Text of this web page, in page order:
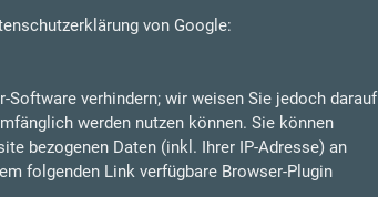
von Google:
verhindern; wir weisen Sie jedoch darauf
werden nutzen können. Sie können
bezogenen Daten (inkl. Ihrer IP-Adresse) an
folgenden Link verfügbare Browser-Plugin